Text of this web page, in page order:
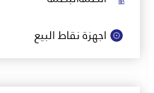
اجهزة نقاط البيع